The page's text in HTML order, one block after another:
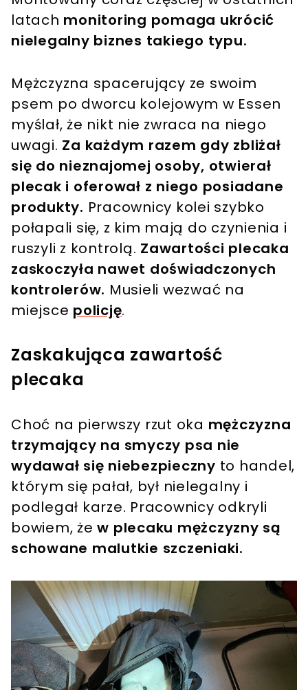
latach monitoring pomaga ukrócić
nielegalny biznes takiego typu.
Mężczyzna spacerujący ze swoim
psem po dworcu kolejowym w Essen
myślał, że nikt nie zwraca na niego
uwagi. Za każdym razem gdy zbliżał
się do nieznajomej osoby, otwierał
plecak i oferował z niego posiadane
produkty. Pracownicy kolei szybko
połapali się, z kim mają do czynienia i
ruszyli z kontrolą. Zawartości plecaka
zaskoczyła nawet doświadczonych
kontrolerów. Musieli wezwać na
miejsce policję.
Zaskakująca zawartość
plecaka
Choć na pierwszy rzut oka mężczyzna
trzymający na smyczy psa nie
wydawał się niebezpieczny to handel,
którym się pałał, był nielegalny i
podlegał karze. Pracownicy odkryli
bowiem, żew plecaku mężczyzny są
schowane malutkie szczeniaki.